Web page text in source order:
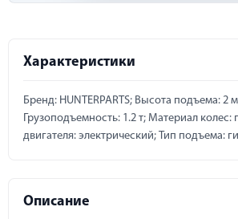
Характеристики
Бренд: HUNTERPARTS; Высота подъема: 2
Грузоподъемность: 1.2 т; Материал колес:
двигателя: электрический; Тип подъема:
Описание